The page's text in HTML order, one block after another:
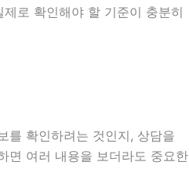
로 확인해야 할 기준이 충분히
를 확인하려는 것인지, 상담을
면 여러 내용을 보더라도 중요한